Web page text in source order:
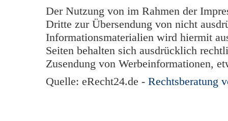
Der Nutzung von im Rahmen der
Dritte zur Übersendung von nicht
Informationsmaterialien wird hiermit
Seiten behalten sich ausdrücklich
Zusendung von Werbeinformationen,
Quelle: eRecht24.de - Rechtsberatung